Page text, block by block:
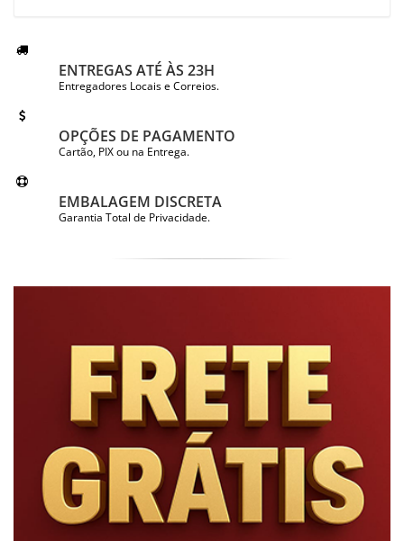
ENTREGAS ATÉ ÀS 23H
Entregadores Locais e Correios.
OPÇÕES DE PAGAMENTO
Cartão, PIX ou na Entrega.
EMBALAGEM DISCRETA
Garantia Total de Privacidade.